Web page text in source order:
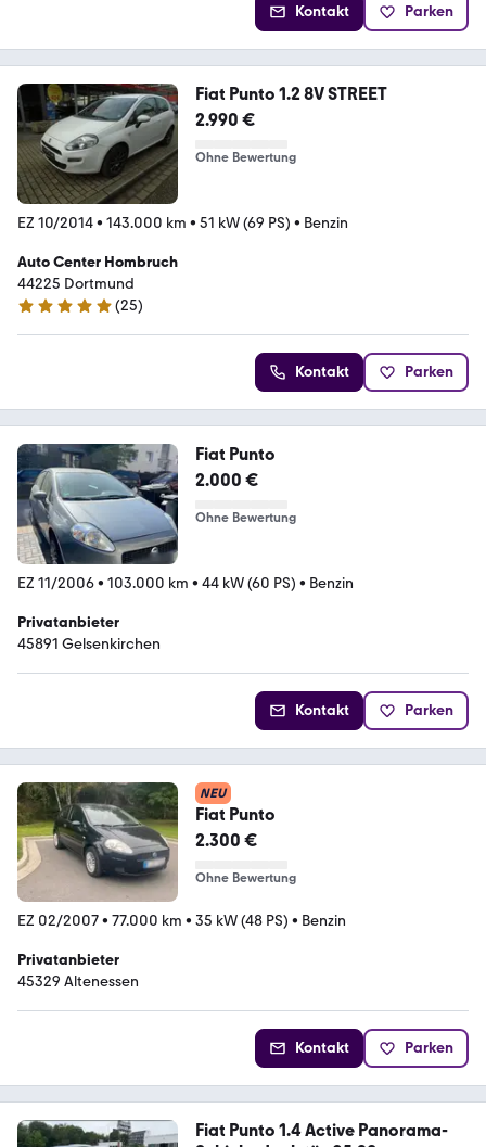
Kontakt Parken
Fiat Punto 1.2 8V STREET
2.990 €
Ohne Bewertung
EZ 10/2014• 143.000 km • 51 kW (69 PS) • Benzin
Auto Center Hombruch
44225 Dortmund
4.9 Sterne
(25)
Kontakt Parken
Fiat Punto
2.000 €
Ohne Bewertung
EZ 11/2006• 103.000 km • 44 kW (60 PS) • Benzin
Privatanbieter
45891 Gelsenkirchen
Kontakt Parken
NEU
Fiat Punto
2.300 €
Ohne Bewertung
EZ 02/2007• 77.000 km • 35 kW (48 PS) • Benzin
Privatanbieter
45329 Altenessen
Kontakt Parken
Fiat Punto 1.4 Active Panorama-